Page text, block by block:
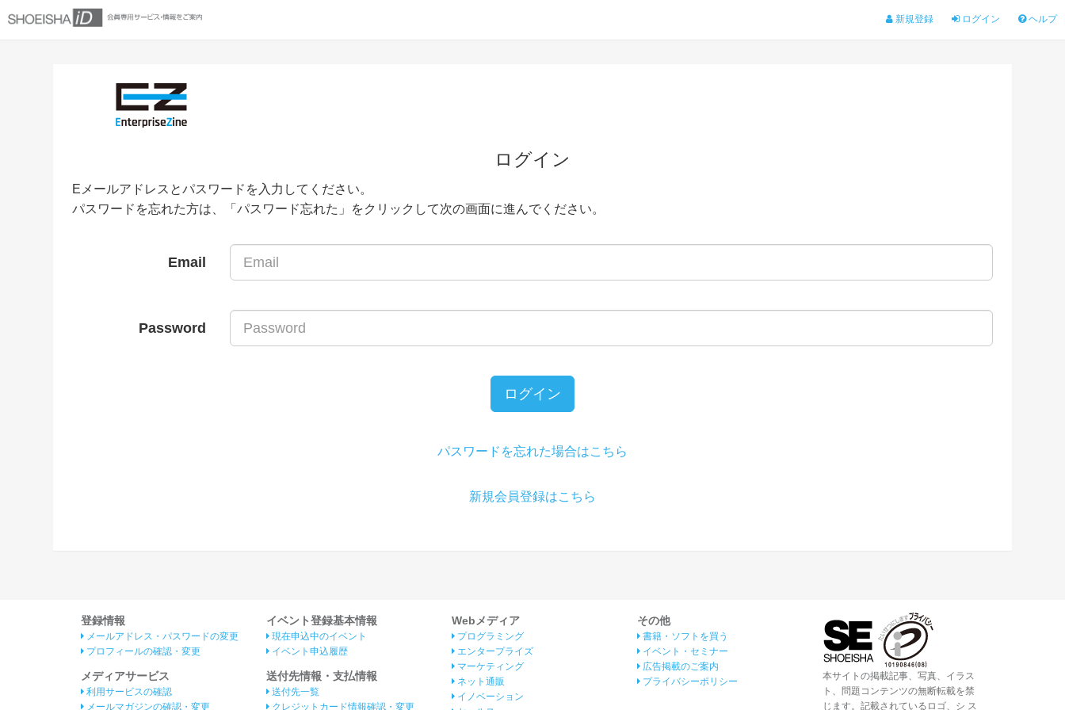
新規登録 ログイン ヘルプ
ログイン
Eメールアドレスとパスワードを入力してください。
パスワードを忘れた方は、「パスワード忘れた」をクリックして次の画面に進んでください。
Email
Password
ログイン
パスワードを忘れた場合はこちら
新規会員登録はこちら
登録情報
メールアドレス・パスワードの変更
プロフィールの確認・変更
メディアサービス
利用サービスの確認
メールマガジンの確認・変更
イベント登録基本情報
現在申込中のイベント
イベント申込履歴
送付先情報・支払情報
送付先一覧
クレジットカード情報確認・変更
Webメディア
プログラミング
エンタープライズ
マーケティング
ネット通販
イノベーション
その他
書籍・ソフトを買う
イベント・セミナー
広告掲載のご案内
プライバシーポリシー
本サイトの掲載記事、写真、イラス
ト、問題コンテンツの無断転載を禁
じます。記載されているロゴ、シ ス